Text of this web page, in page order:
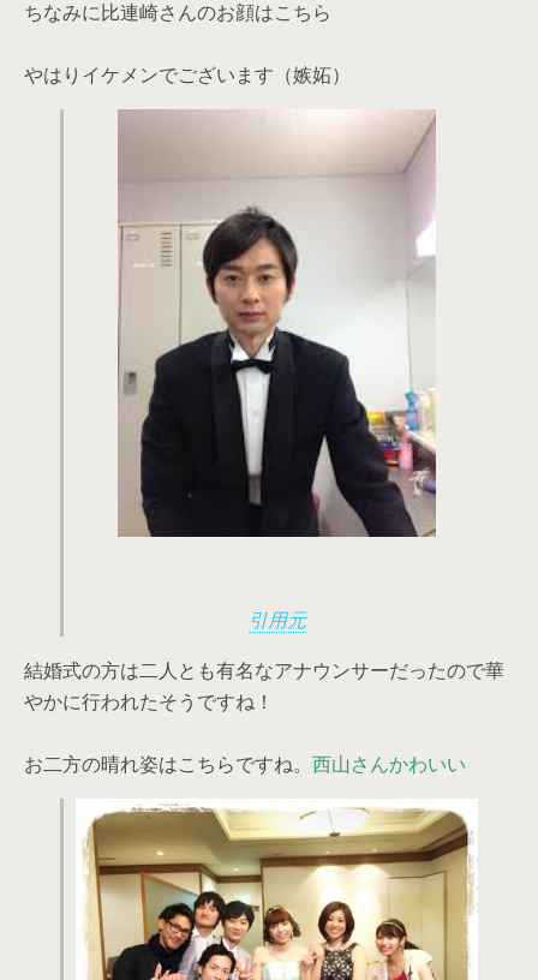
ちなみに比連崎さんのお顔はこちら
やはりイケメンでございます（嫉妬）
引用元
結婚式の方は二人とも有名なアナウンサーだったので華
やかに行われたそうですね！
お二方の晴れ姿はこちらですね。 西山さんかわいい